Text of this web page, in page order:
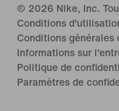
© 2026 Nike, Inc.
Conditions
Conditions générales
Informations sur
Politique de
Paramètres de